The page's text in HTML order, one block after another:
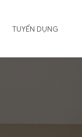
TUYỂN DỤNG